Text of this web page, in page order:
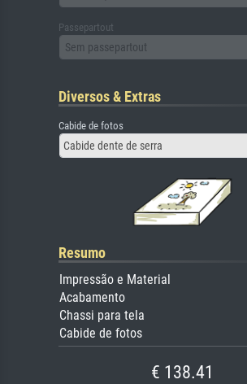
Passepartout
Sem passepartout
Diversos & Extras
Cabide de fotos
Cabide dente de serra
Resumo
Impressão e Material
Acabamento
Chassi para tela
Cabide de fotos
€ 138.41